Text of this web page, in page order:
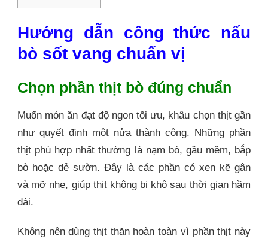
Hướng dẫn công thức nấu
bò sốt vang chuẩn vị
Chọn phần thịt bò đúng chuẩn
Muốn món ăn đạt độ ngon tối ưu, khâu chọn thịt gần
như quyết định một nửa thành công. Những phần
thịt phù hợp nhất thường là nạm bò, gầu mềm, bắp
bò hoặc dẻ sườn. Đây là các phần có xen kẽ gân
và mỡ nhẹ, giúp thịt không bị khô sau thời gian hầm
dài.
Không nên dùng thịt thăn hoàn toàn vì phần thịt này